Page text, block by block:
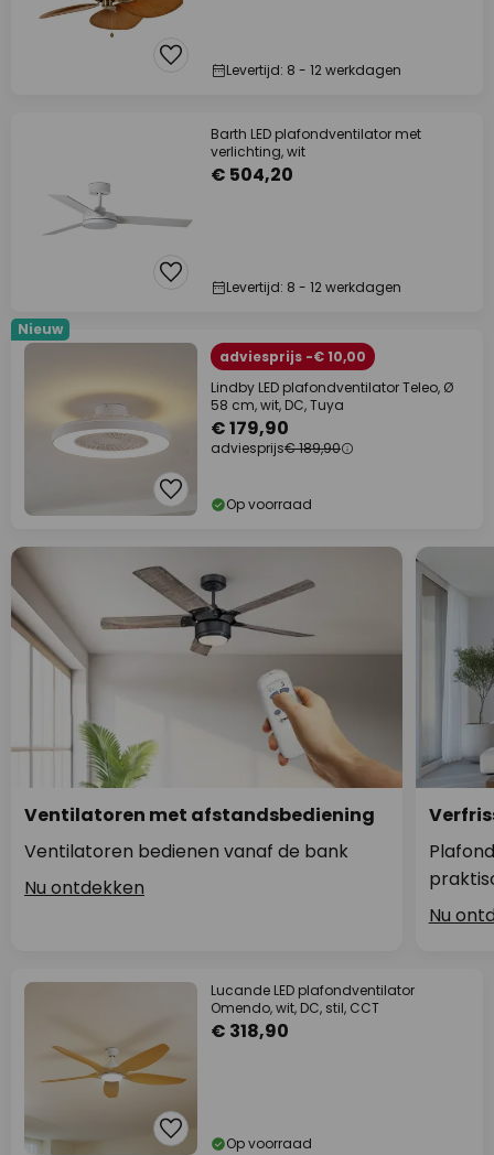
Levertijd: 8 - 12 werkdagen
Barth LED plafondventilator met
verlichting, wit
€ 504,20
Levertijd: 8 - 12 werkdagen
Nieuw
adviesprijs -€ 10,00
Lindby LED plafondventilator Teleo, Ø
58 cm, wit, DC, Tuya
€ 179,90
adviesprijs€ 189,90
Op voorraad
Ventilatoren met afstandsbediening
Ventilatoren bedienen vanaf de bank
Nu ontdekken
Nu
Lucande LED plafondventilator
Omendo, wit, DC, stil, CCT
€ 318,90
Op voorraad